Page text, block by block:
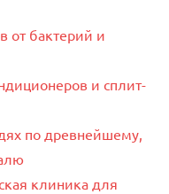
от бактерий и
и сплит-
по древнейшему,
клиника для